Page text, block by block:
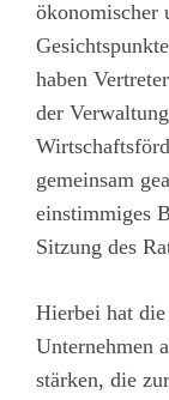
ökonomischer
haben
der
gemeinsam
einstimmiges
Sitzung des
Hierbei hat
Unternehmen
stärken, die